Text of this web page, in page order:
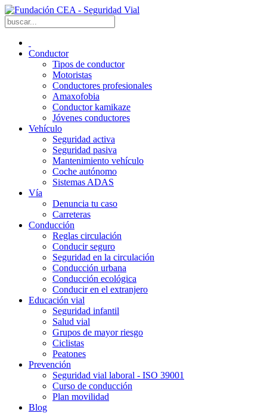
Conductor
Tipos de conductor
Motoristas
Conductores profesionales
Amaxofobia
Conductor kamikaze
Jóvenes conductores
Vehículo
Seguridad activa
Seguridad pasiva
Mantenimiento vehículo
Coche autónomo
Sistemas ADAS
Vía
Denuncia tu caso
Carreteras
Conducción
Reglas circulación
Conducir seguro
Seguridad en la circulación
Conducción urbana
Conducción ecológica
Conducir en el extranjero
Educación vial
Seguridad infantil
Salud vial
Grupos de mayor riesgo
Ciclistas
Peatones
Prevención
Seguridad vial laboral - ISO 39001
Curso de conducción
Plan movilidad
Blog